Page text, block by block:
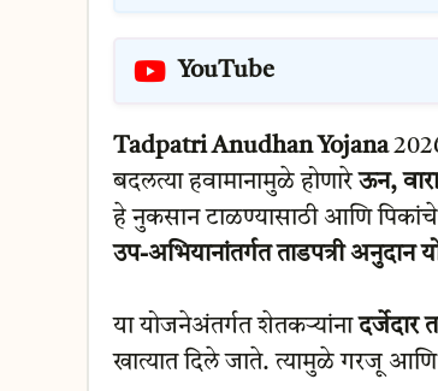
YouTube
Tadpatri Anudhan Yojana
बदलत्या हवामानामुळे होणारेऊन,
हे नुकसान टाळण्यासाठी आणि पिकांचे
उप-अभियानांतर्गत ताडपत्री अनुदान
या योजनेअंतर्गत शेतकऱ्यांनादर्जेदार
खात्यात दिले जाते. त्यामुळे गरजू